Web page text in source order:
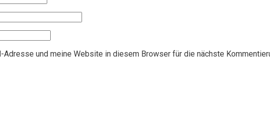
Adresse und meine Website in diesem Browser für die nächste